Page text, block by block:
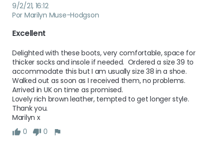
9/2/21, 16:12
Por Marilyn Muse-Hodgson
Excellent
Delighted with these boots, very comfortable, space for
thicker socks and insole if needed.  Ordered a size 39 to
accommodate this but I am usually size 38 in a shoe.
Walked out as soon as I received them, no problems.
Arrived in UK on time as promised.
Lovely rich brown leather, tempted to get longer style.
Thank you.
Marilyn x
0
0